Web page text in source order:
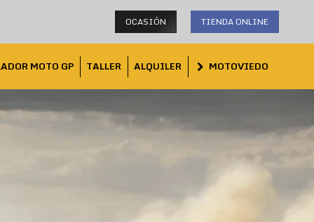
OCASIÓN TIENDA ONLINE
MOTO GP TALLER ALQUILER MOTOVIEDO